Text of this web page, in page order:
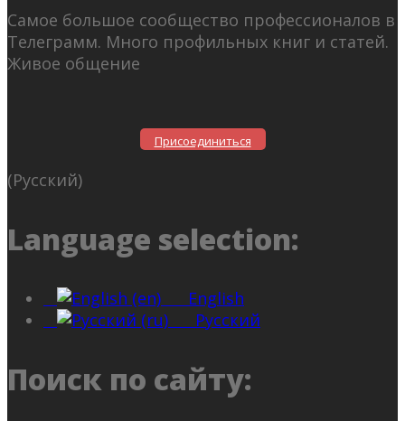
Самое большое сообщество профессионалов в
Телеграмм. Много профильных книг и статей.
Живое общение
Присоединиться
(Русский)
Language selection:
English
Русский
Поиск по сайту: